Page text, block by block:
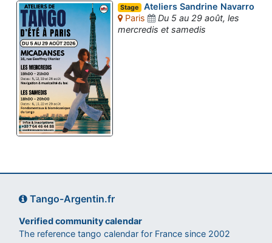
Stage Ateliers Sandrine Navarro
Paris
Du 5 au 29 août, les
mercredis et samedis
Tango-Argentin.fr
Verified community calendar
The reference tango calendar for France since 2002